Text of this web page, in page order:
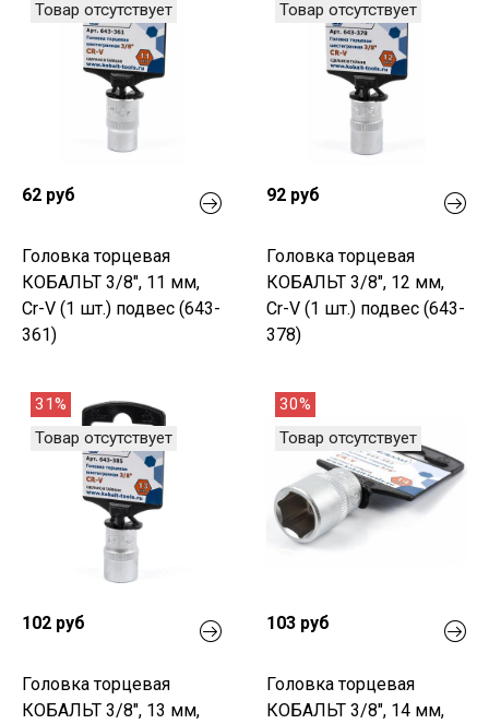
Товар отсутствует
62 руб
Головка торцевая
КОБАЛЬТ 3/8", 11 мм,
Cr-V (1 шт.) подвес (643-
361)
Товар отсутствует
92 руб
Головка торцевая
КОБАЛЬТ 3/8", 12 мм,
Cr-V (1 шт.) подвес (643-
378)
31%
Товар отсутствует
102 руб
Головка торцевая
КОБАЛЬТ 3/8", 13 мм,
30%
Товар отсутствует
103 руб
Головка торцевая
КОБАЛЬТ 3/8", 14 мм,